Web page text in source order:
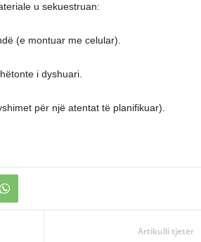
u sekuestruan:
(e montuar me celular).
i dyshuari.
për një atentat të planifikuar).
Artikulli tjetër